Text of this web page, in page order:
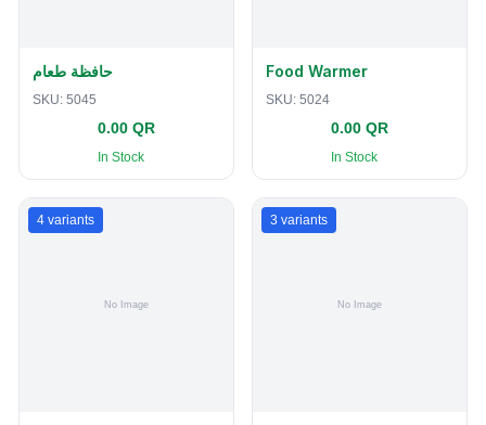
حافظة طعام
SKU: 5045
0.00 QR
In Stock
Food Warmer
SKU: 5024
0.00 QR
In Stock
4 variants 3 variants